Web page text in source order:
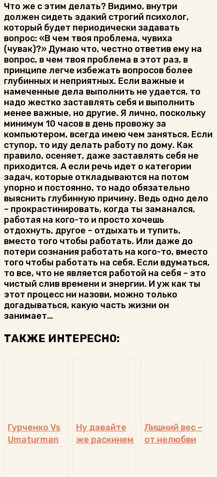
Что же с этим делать? Видимо, внутри
должен сидеть эдакий строгий психолог,
который будет периодически задавать
вопрос: «В чем твоя проблема, чувиха
(чувак)?» Думаю что, честно ответив ему на
вопрос, в чем твоя проблема в этот раз, в
принципе легче избежать вопросов более
глубинных и неприятных. Если важные и
намеченные дела выполнить не удается, то
надо жестко заставлять себя и выполнить
менее важные, но другие. Я лично, поскольку
минимум 10 часов в день провожу за
компьютером, всегда имею чем заняться. Если
ступор, то иду делать работу по дому. Как
правило, осеняет, даже заставлять себя не
приходится. А если речь идет о категории
задач, которые откладываются на потом
упорно и постоянно, то надо обязательно
выяснить глубинную причину. Ведь одно дело
– прокрастинировать, когда ты заманался,
работая на кого-то и просто хочешь
отдохнуть, другое – отдыхать и тупить,
вместо того чтобы работать. Или даже до
потери сознания работать на кого-то, вместо
того чтобы работать на себя. Если вдуматься,
то все, что не является работой на себя – это
чистый слив времени и энергии. И уж как ты
этот процесс ни назови, можно только
догадываться, какую часть жизни он
занимает…
ТАКЖЕ ИНТЕРЕСНО:
Гурченко Vs
Umaturman
Ну давайте
же раскинем
Лишний вес –
от нелюбви